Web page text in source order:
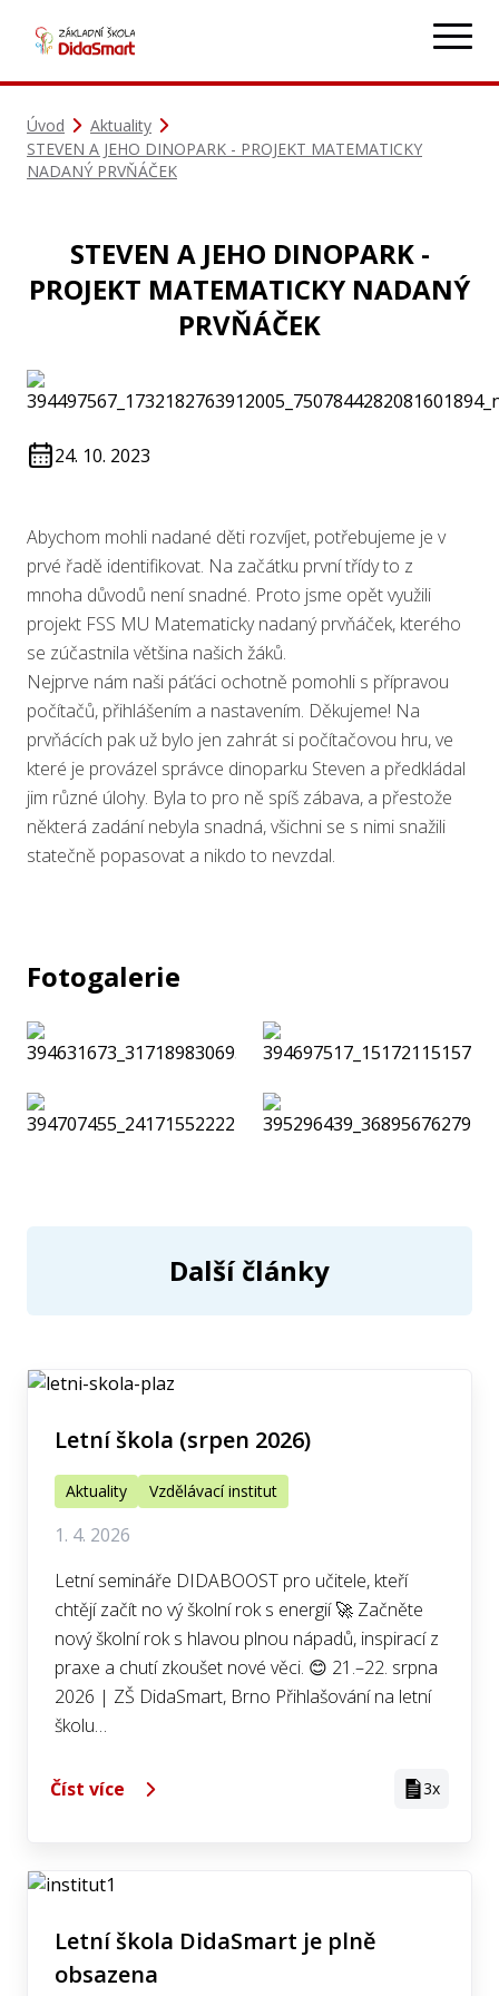
Úvod
Aktuality
STEVEN A JEHO DINOPARK - PROJEKT MATEMATICKY
NADANÝ PRVŇÁČEK
STEVEN A JEHO DINOPARK -
PROJEKT MATEMATICKY NADANÝ
PRVŇÁČEK
24. 10. 2023
Abychom mohli nadané děti rozvíjet, potřebujeme je v
prvé řadě identifikovat. Na začátku první třídy to z
mnoha důvodů není snadné. Proto jsme opět využili
projekt FSS MU Matematicky nadaný prvňáček, kterého
se zúčastnila většina našich žáků.
Nejprve nám naši páťáci ochotně pomohli s přípravou
počítačů, přihlášením a nastavením. Děkujeme! Na
prvňácích pak už bylo jen zahrát si počítačovou hru, ve
které je provázel správce dinoparku Steven a předkládal
jim různé úlohy. Byla to pro ně spíš zábava, a přestože
některá zadání nebyla snadná, všichni se s nimi snažili
statečně popasovat a nikdo to nevzdal.
Fotogalerie
Další články
Letní škola (srpen 2026)
Aktuality Vzdělávací institut
1. 4. 2026
Letní semináře DIDABOOST pro učitele, kteří
chtějí začít no vý školní rok s energií 🚀 Začněte
nový školní rok s hlavou plnou nápadů, inspirací z
praxe a chutí zkoušet nové věci. 😊 21.–22. srpna
2026 | ZŠ DidaSmart, Brno Přihlašování na letní
školu…
Číst více 3x
Letní škola DidaSmart je plně
obsazena